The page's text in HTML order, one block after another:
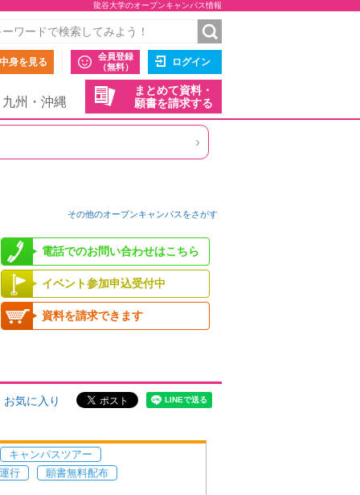
龍谷大学のオープンキャンパス情報
身を見る
会員登録
（無料）
ログイン
まとめて資料・
願書を請求する
九州・沖縄
›
その他のオープンキャンパスをさがす
電話でのお問い合わせはこちら
イベント参加申込受付中
資料を請求できます
お気に入り
キャンパスツアー
行
願書無料配布